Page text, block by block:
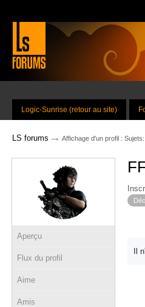
Logic-Sunrise (retour au site)
LS forums → Affichage d'un profil :
Aperçu
Flux du profil
Aime
Amis
Il